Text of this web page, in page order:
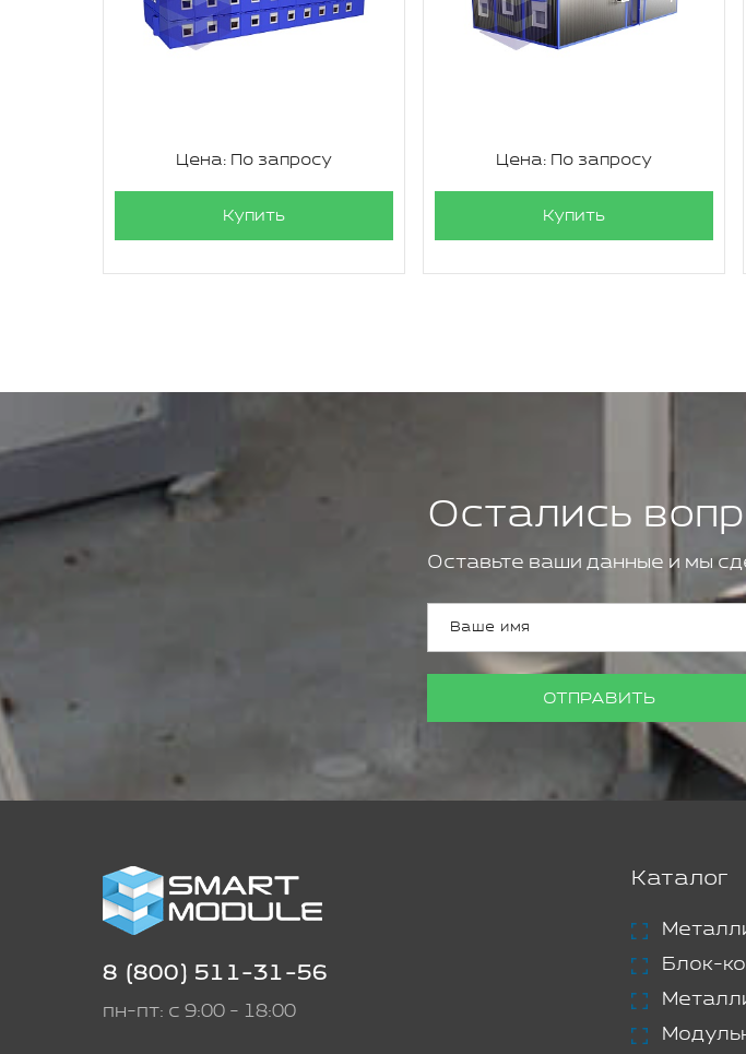
Цена: По запросу
Купить
Цена: По запросу
Купить
Остались
Оставьте ваши данные и мы
ОТПРАВИТЬ
8 (800) 511-31-56
пн-пт: с 9:00 - 18:00
Каталог
Блок-